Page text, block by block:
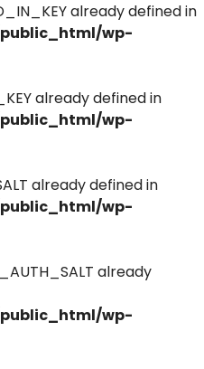
already defined in
wp-
already defined in
wp-
already defined in
wp-
already
wp-